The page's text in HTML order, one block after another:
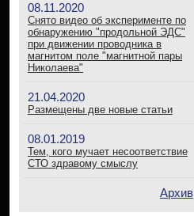
08.11.2020
Снято видео об эксперименте по
обнаружению "продольной ЭДС"
при движении проводника в
магнитом поле "магнитной пары
Николаева"
21.04.2020
Размещены две новые статьи
08.01.2019
Тем, кого мучает несоответствие
СТО здравому смыслу
Архив